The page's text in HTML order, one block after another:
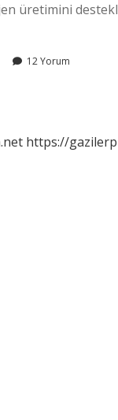
üretimini
12 Yorum
https://